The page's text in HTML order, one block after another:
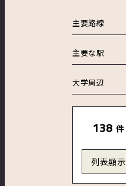
主要路線
主要な駅
大学周辺
138 件
列表顯示